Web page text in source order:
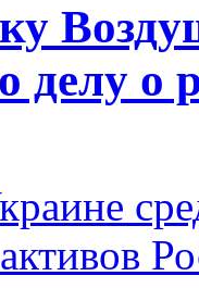
делу о